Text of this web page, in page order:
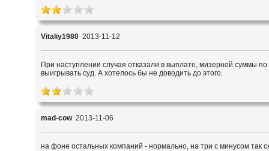
Vitaliy1980 2013-11-12
При наступлении случая отказали в выплате, мизерной суммы
выигрывать суд. А хотелось бы не доводить до этого.
mad-cow2013-11-06
на фоне остальных компаний - нормально, на три с минусом так